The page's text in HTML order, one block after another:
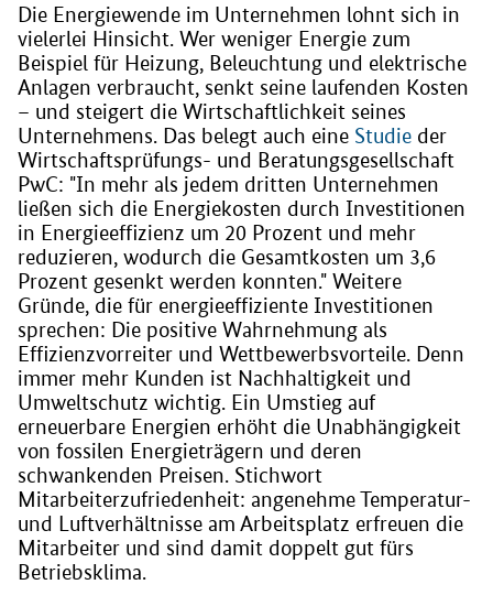
Die Energiewende im Unternehmen lohnt sich in
vielerlei Hinsicht. Wer weniger Energie zum
Beispiel für Heizung, Beleuchtung und elektrische
Anlagen verbraucht, senkt seine laufenden Kosten
– und steigert die Wirtschaftlichkeit seines
Unternehmens. Das belegt auch eine Studie der
Wirtschaftsprüfungs- und Beratungsgesellschaft
PwC: "In mehr als jedem dritten Unternehmen
ließen sich die Energiekosten durch Investitionen
in Energieeffizienz um 20 Prozent und mehr
reduzieren, wodurch die Gesamtkosten um 3,6
Prozent gesenkt werden konnten." Weitere
Gründe, die für energieeffiziente Investitionen
sprechen: Die positive Wahrnehmung als
Effizienzvorreiter und Wettbewerbsvorteile. Denn
immer mehr Kunden ist Nachhaltigkeit und
Umweltschutz wichtig. Ein Umstieg auf
erneuerbare Energien erhöht die Unabhängigkeit
von fossilen Energieträgern und deren
schwankenden Preisen. Stichwort
Mitarbeiterzufriedenheit: angenehme Temperatur-
und Luftverhältnisse am Arbeitsplatz erfreuen die
Mitarbeiter und sind damit doppelt gut fürs
Betriebsklima.